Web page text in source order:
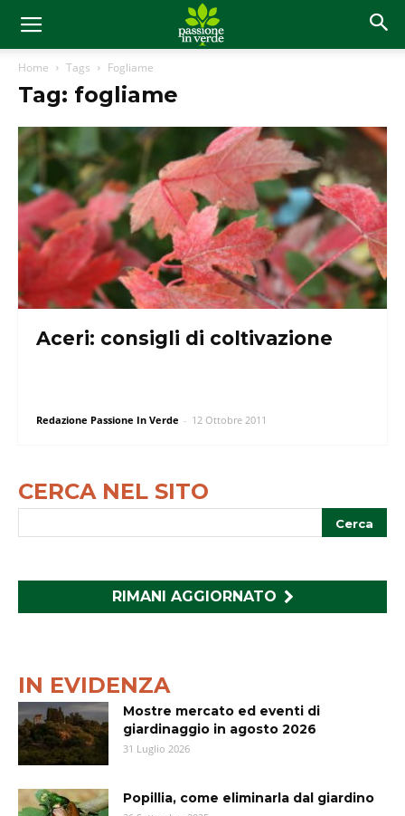
Home Tags Fogliame
Tag: fogliame
Aceri: consigli di coltivazione
Redazione Passione In Verde - 12 Ottobre 2011
CERCA NEL SITO
RIMANI AGGIORNATO
IN EVIDENZA
Mostre mercato ed eventi di
giardinaggio in agosto 2026
31 Luglio 2026
Popillia, come eliminarla dal giardino